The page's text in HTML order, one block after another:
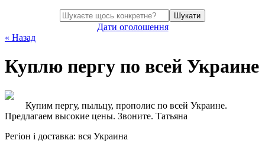
Шукати
Дати оголошення
« Назад
Куплю пергу по всей Украине
Купим пергу, пыльцу, прополис по всей Украине.
Предлагаем высокие цены. Звоните. Татьяна
Регіон і доставка: вся Украина